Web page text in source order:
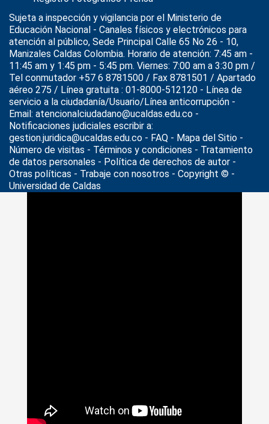
Sujeta a inspección y vigilancia por el Ministerio de
Educación Nacional - Canales físicos y electrónicos para
atención al público, Sede Principal Calle 65 No 26 - 10,
Manizales Caldas Colombia. Horario de atención: 7:45 am -
11:45 am y 1:45 pm - 5:45 pm. Viernes: 7:00 am a 3:30 pm /
Tel conmutador +57 6 8781500 / Fax 8781501 / Apartado
aéreo 275 / Línea gratuita : 01-8000-512120 - Línea de
servicio a la ciudadanía/Usuario/Línea anticorrupción -
Email: atencionalciudadano@ucaldas.edu.co -
Notificaciones judiciales escribir a:
gestion.juridica@ucaldas.edu.co - FAQ - Mapa del Sitio -
Número de visitas - Términos y condiciones - Tratamiento
de datos personales - Política de derechos de autor -
Otras políticas - Trabaje con nosotros - Copyright © -
Universidad de Caldas